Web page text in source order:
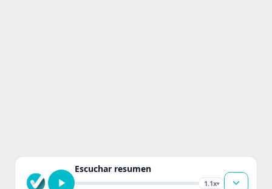
Escuchar resumen
1.1x▾